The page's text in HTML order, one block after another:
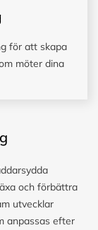
för att skapa
möter dina
och förbättra
utvecklar
anpassas efter